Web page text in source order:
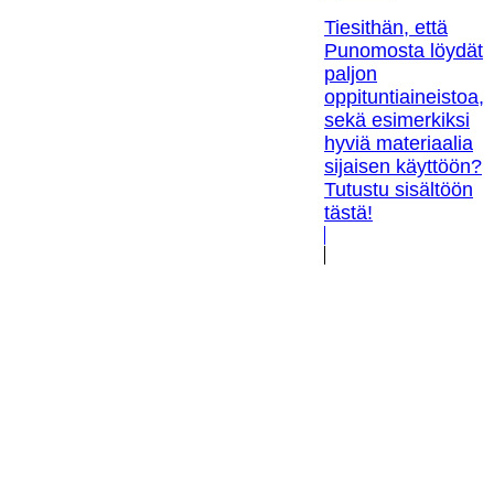
Tiesithän, että
Punomosta löydät
paljon
oppituntiaineistoa,
sekä esimerkiksi
hyviä materiaalia
sijaisen käyttöön?
Tutustu sisältöön
tästä!